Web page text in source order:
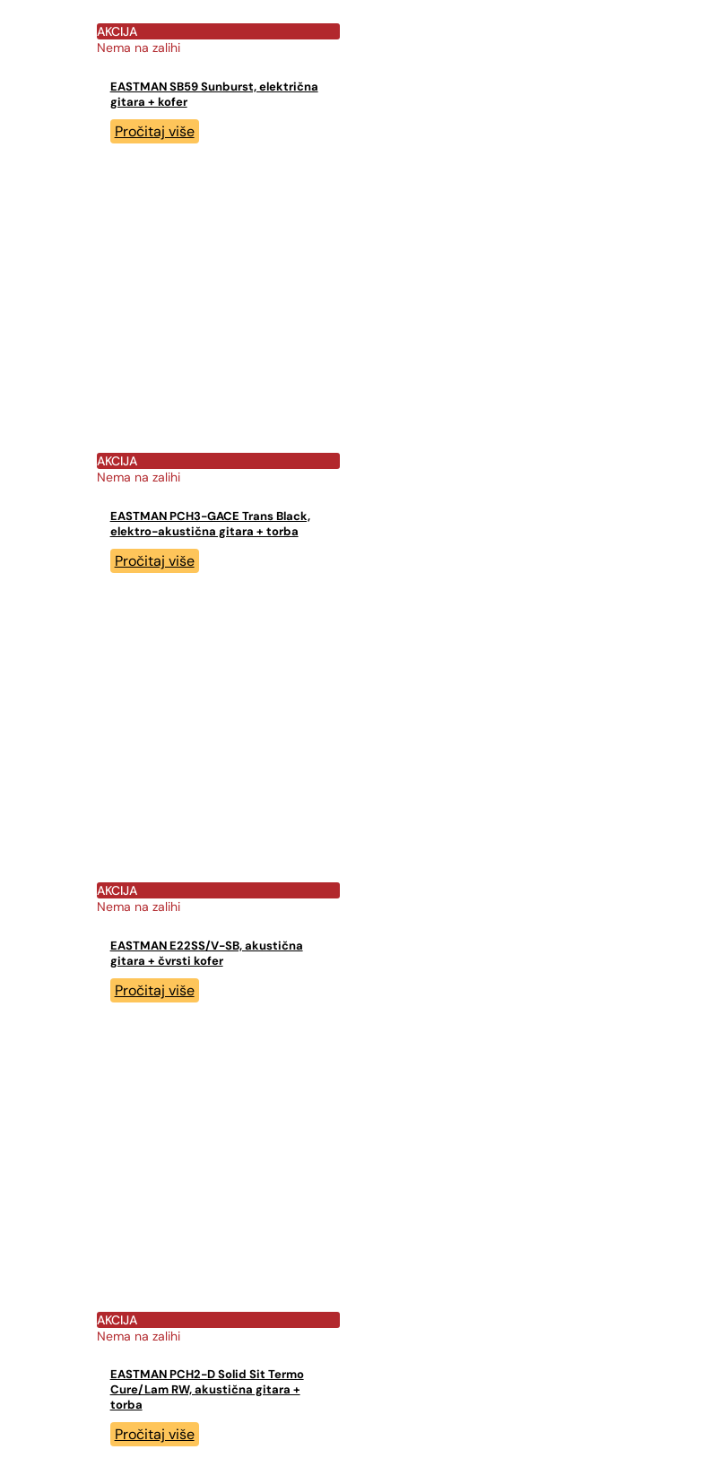
AKCIJA
Nema na zalihi
EASTMAN SB59 Sunburst, električna
gitara + kofer
Pročitaj više
AKCIJA
Nema na zalihi
EASTMAN PCH3-GACE Trans Black,
elektro-akustična gitara + torba
Pročitaj više
AKCIJA
Nema na zalihi
EASTMAN E22SS/V-SB, akustična
gitara + čvrsti kofer
Pročitaj više
AKCIJA
Nema na zalihi
EASTMAN PCH2-D Solid Sit Termo
Cure/Lam RW, akustična gitara +
torba
Pročitaj više